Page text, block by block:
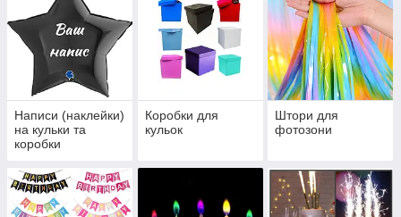
Написи (наклейки)
на кульки та
коробки
Коробки для
кульок
Штори для
фотозони